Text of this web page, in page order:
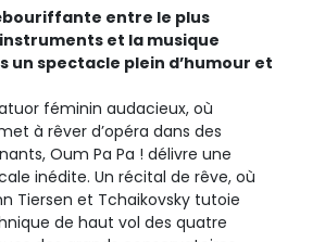
entre le plus
et la musique
un spectacle plein d’humour et
féminin audacieux, où
à rêver d’opéra dans des
Oum Pa Pa ! délivre une
inédite. Un récital de rêve, où
Tiersen et Tchaikovsky tutoie
de haut vol des quatre